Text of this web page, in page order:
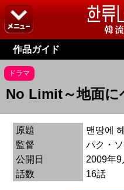
作品ガイド
ドラマ
No Limit～地面に
原題
맨땅에
監督
パク・
公開日
2009年9
話数
16話